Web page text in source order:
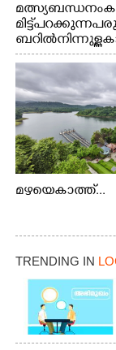
മത്സ്യബന്ധനം
മിട്ട്
ബറിൽ നിന്നുള്ള
മഴയെകാത്ത്...
TRENDING IN